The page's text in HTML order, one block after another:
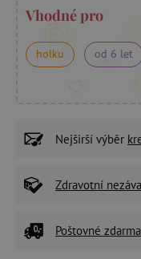
Vhodné pro
holku od 6 let
Nejširší výběr
Zdravotní
Poštovné zdarma